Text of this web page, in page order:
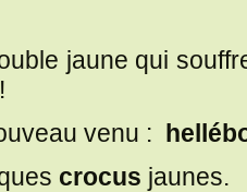
jaune qui
venu :
crocus jaunes.